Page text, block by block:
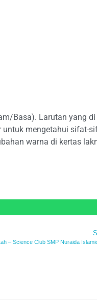
Basa). Larutan yang
untuk mengetahui sifat-
warna di kertas
– Science Club SMP Nuraida